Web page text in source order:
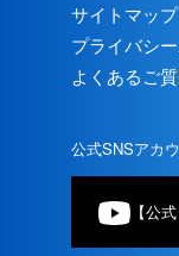
サイトマップ
プライバシ
よくあるご
公式SNSアカ
【公